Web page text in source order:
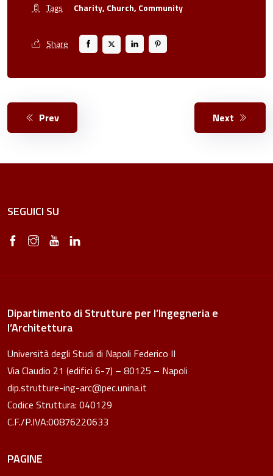
Tags Charity, Church, Community
Share
Prev Next
SEGUICI SU
Dipartimento di Strutture per l’Ingegneria e
l’Architettura
Università degli Studi di Napoli Federico II
Via Claudio 21 (edifici 6-7) – 80125 – Napoli
dip.strutture-ing-arc@pec.unina.it
Codice Struttura: 040129
C.F./P.IVA:00876220633
PAGINE